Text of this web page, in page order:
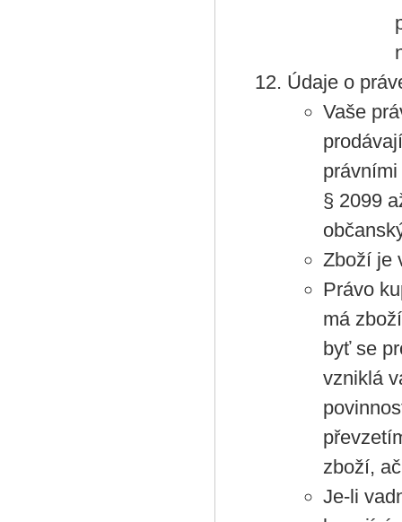
Údaje o
Vaše
§ 2099
Zboží je
Právo
má
byť se
vzniklá
zboží,
Je‑li